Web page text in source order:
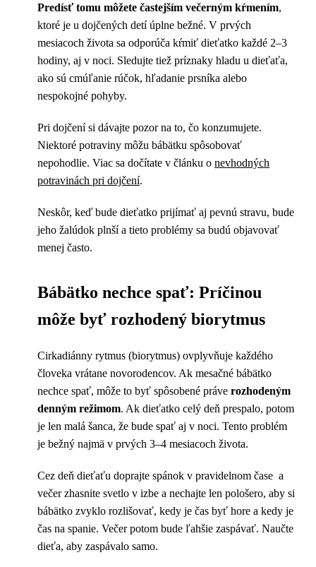
Predísť tomu môžete častejším večerným kŕmením,
ktoré je u dojčených detí úplne bežné. V prvých
mesiacoch života sa odporúča kŕmiť dieťatko každé 2–3
hodiny, aj v noci. Sledujte tiež príznaky hladu u dieťaťa,
ako sú cmúľanie rúčok, hľadanie prsníka alebo
nespokojné pohyby.
Pri dojčení si dávajte pozor na to, čo konzumujete.
Niektoré potraviny môžu bábätku spôsobovať
nepohodlie. Viac sa dočítate v článku o nevhodných
potravinách pri dojčení.
Neskôr, keď bude dieťatko prijímať aj pevnú stravu, bude
jeho žalúdok plnší a tieto problémy sa budú objavovať
menej často.
Bábätko nechce spať: Príčinou
môže byť rozhodený biorytmus
Cirkadiánny rytmus (biorytmus) ovplyvňuje každého
človeka vrátane novorodencov. Ak mesačné bábätko
nechce spať, môže to byť spôsobené práve rozhodeným
denným režimom. Ak dieťatko celý deň prespalo, potom
je len malá šanca, že bude spať aj v noci. Tento problém
je bežný najmä v prvých 3–4 mesiacoch života.
Cez deň dieťaťu doprajte spánok v pravidelnom čase a
večer zhasnite svetlo v izbe a nechajte len pološero, aby si
bábätko zvyklo rozlišovať, kedy je čas byť hore a kedy je
čas na spanie. Večer potom bude ľahšie zaspávať. Naučte
dieťa, aby zaspávalo samo.